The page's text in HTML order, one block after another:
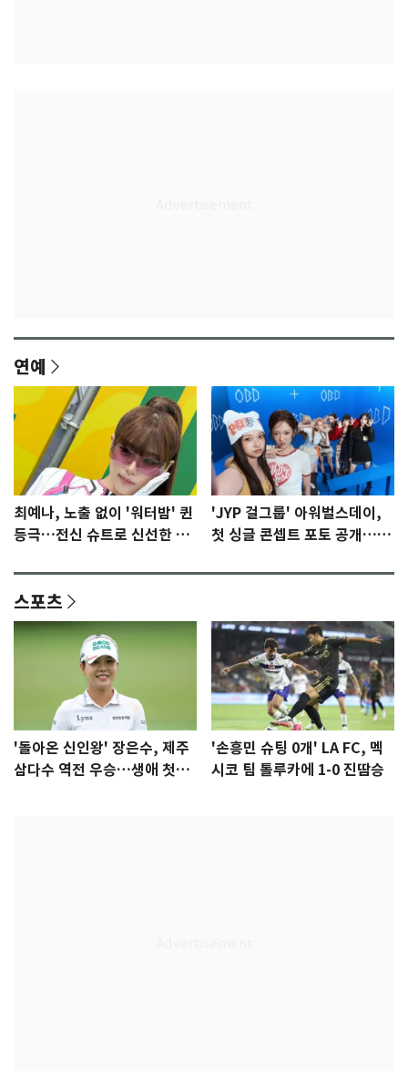
연예
최예나, 노출 없이 '워터밤' 퀸
등극…전신 슈트로 신선한 충
'JYP 걸그룹' 아워벌스데이,
첫 싱글 콘셉트 포토 공개…청
스포츠
'돌아온 신인왕' 장은수, 제주
삼다수 역전 우승…생애 첫승
'손흥민 슈팅 0개' LA FC, 멕
시코 팀 톨루카에 1-0 진땀승